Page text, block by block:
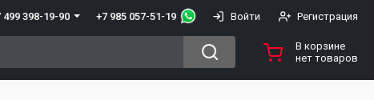
499 398-19-90 +7 985 057-51-19 Войти Регистрация
В корзине
нет товаров